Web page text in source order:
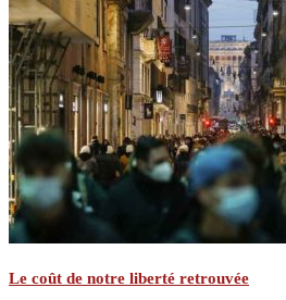
Le coût de notre liberté retrouvée